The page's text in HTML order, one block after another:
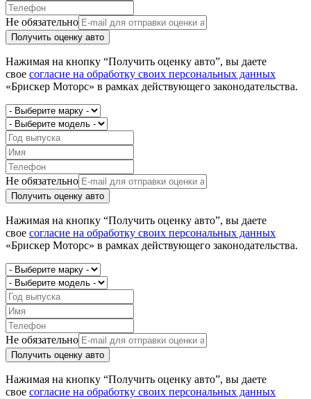
Не обязательно
Получить оценку авто
Нажимая на кнопку “Получить оценку авто”, вы даете
свое согласие на обработку своих персональных данных
«Брискер Моторс» в рамках действующего законодательства.
Не обязательно
Получить оценку авто
Нажимая на кнопку “Получить оценку авто”, вы даете
свое согласие на обработку своих персональных данных
«Брискер Моторс» в рамках действующего законодательства.
Не обязательно
Получить оценку авто
Нажимая на кнопку “Получить оценку авто”, вы даете
свое согласие на обработку своих персональных данных